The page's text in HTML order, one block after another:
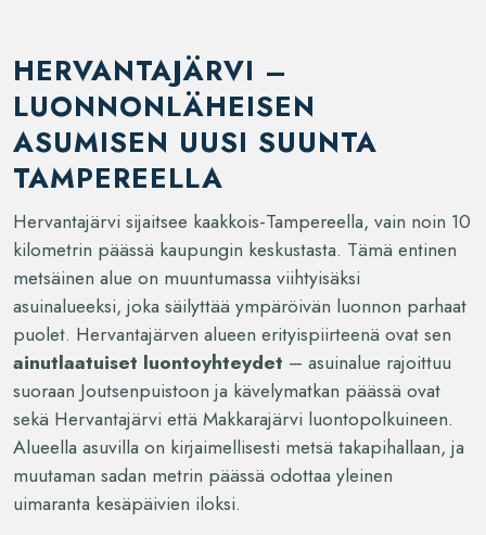
HERVANTAJÄRVI –
LUONNONLÄHEISEN
ASUMISEN UUSI SUUNTA
TAMPEREELLA
Hervantajärvi sijaitsee kaakkois-Tampereella, vain noin 10
kilometrin päässä kaupungin keskustasta. Tämä entinen
metsäinen alue on muuntumassa viihtyisäksi
asuinalueeksi, joka säilyttää ympäröivän luonnon parhaat
puolet. Hervantajärven alueen erityispiirteenä ovat sen
ainutlaatuiset luontoyhteydet – asuinalue rajoittuu
suoraan Joutsenpuistoon ja kävelymatkan päässä ovat
sekä Hervantajärvi että Makkarajärvi luontopolkuineen.
Alueella asuvilla on kirjaimellisesti metsä takapihallaan, ja
muutaman sadan metrin päässä odottaa yleinen
uimaranta kesäpäivien iloksi.